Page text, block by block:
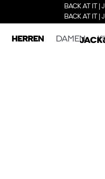
BACK AT IT |
BACK AT IT |
HERREN DAMEN